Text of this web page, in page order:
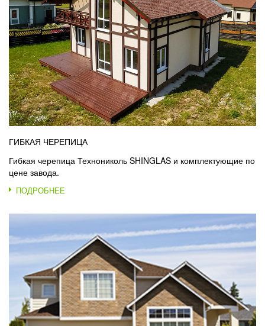
ГИБКАЯ ЧЕРЕПИЦА
Гибкая черепица Технониколь SHINGLAS и комплектующие по
цене завода.
ПОДРОБНЕЕ